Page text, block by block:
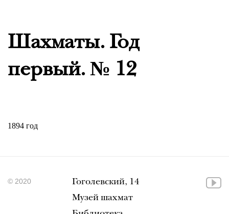
Шахматы. Год
первый. № 12
1894 год
© 2020
Гоголевский, 14
Музей шахмат